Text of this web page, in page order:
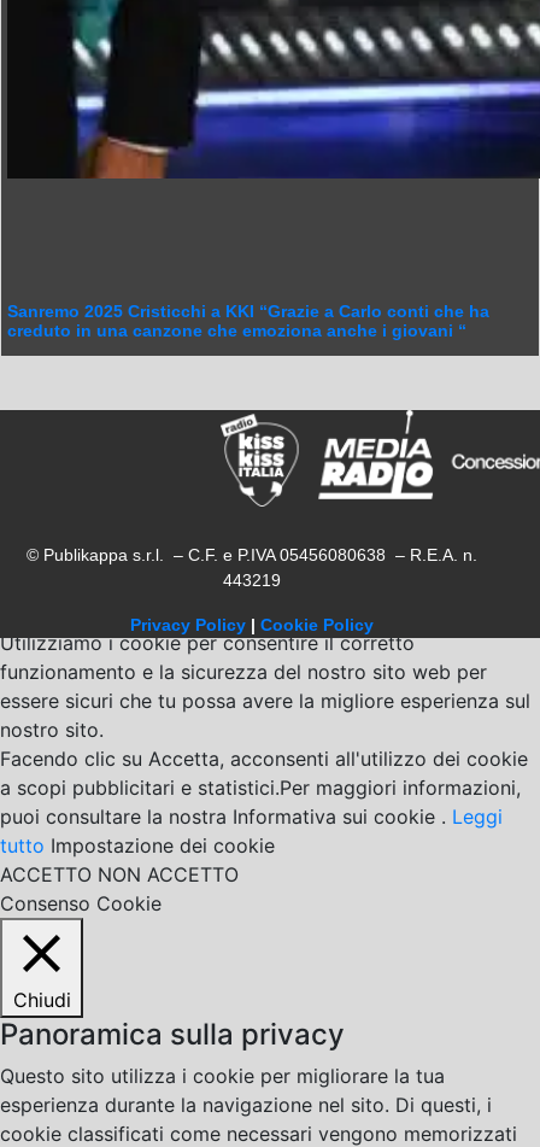
Sanremo 2025 Cristicchi a KKI “Grazie a Carlo conti che ha
creduto in una canzone che emoziona anche i giovani “
© Publikappa s.r.l. – C.F. e P.IVA 05456080638 – R.E.A. n.
443219
Privacy Policy | Cookie Policy
Utilizziamo i cookie per consentire il corretto
funzionamento e la sicurezza del nostro sito web per
essere sicuri che tu possa avere la migliore esperienza sul
nostro sito.
Facendo clic su Accetta, acconsenti all'utilizzo dei cookie
a scopi pubblicitari e statistici.Per maggiori informazioni,
puoi consultare la nostra Informativa sui cookie . Leggi
tutto Impostazione dei cookie
ACCETTO NON ACCETTO
Consenso Cookie
Chiudi
Panoramica sulla privacy
Questo sito utilizza i cookie per migliorare la tua
esperienza durante la navigazione nel sito. Di questi, i
cookie classificati come necessari vengono memorizzati